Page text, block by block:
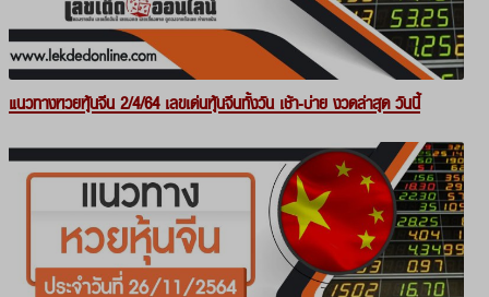
แนวทางหวยหุ้นจีน 2/4/64 เลขเด่นหุ้นจีนทั้งวัน เช้า-บ่าย งวดล่าสุด วันนี้